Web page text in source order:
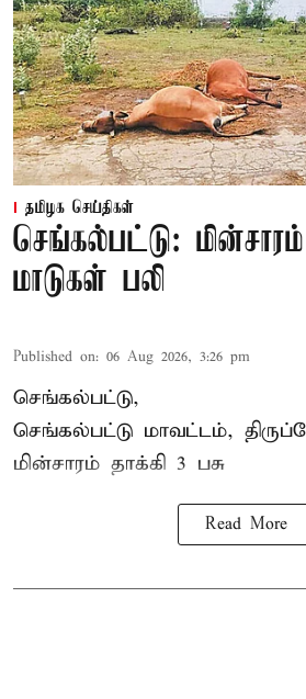
தமிழக செய்திகள்
செங்கல்பட்டு:
மாடுகள் பலி
Published on: 06 Aug 2026, 3:26 pm
செங்கல்பட்டு,
செங்கல்பட்டு மாவட்டம்,
மின்சாரம் தாக்கி 3 பசு
Read More